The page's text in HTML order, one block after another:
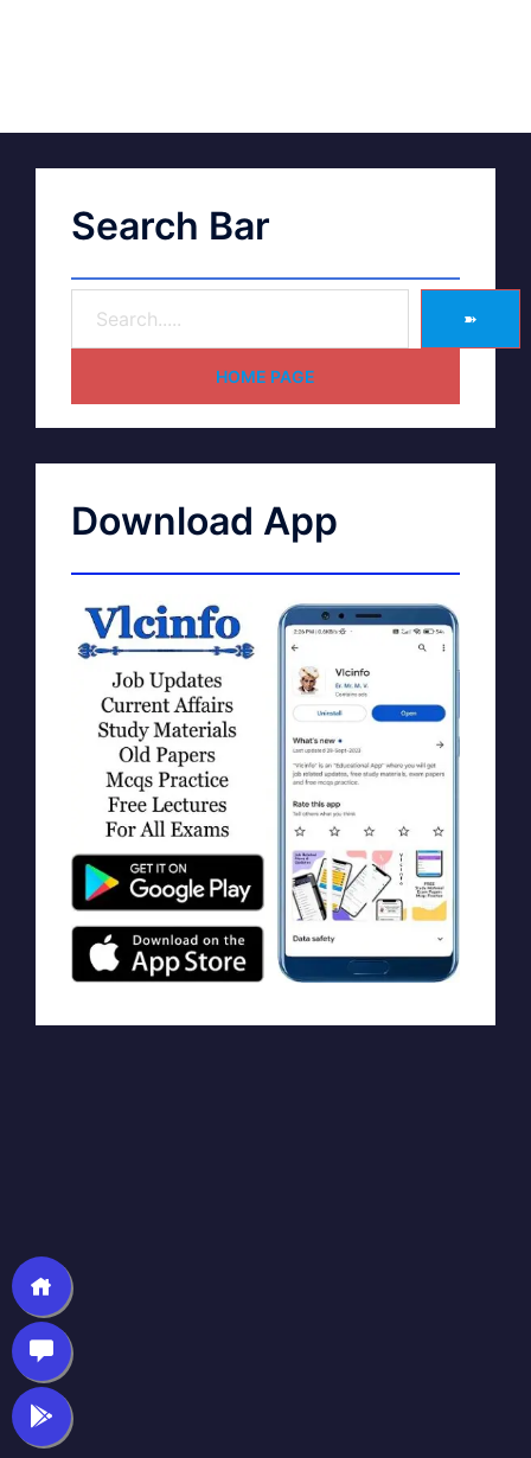
Search Bar
➽
HOME PAGE
Download App